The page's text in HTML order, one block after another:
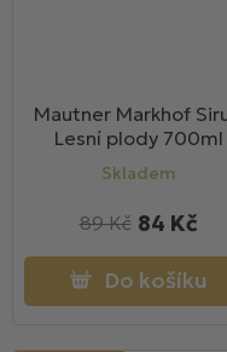
Mautner Markhof
Lesní plody 700ml
Skladem
84 Kč
89 Kč
Do košíku